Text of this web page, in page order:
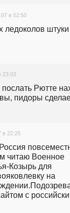
в 02:50
ледоколов
23:03
Рютте
пидоры
в 22:25
читаю Военное
Козырь для
на
с